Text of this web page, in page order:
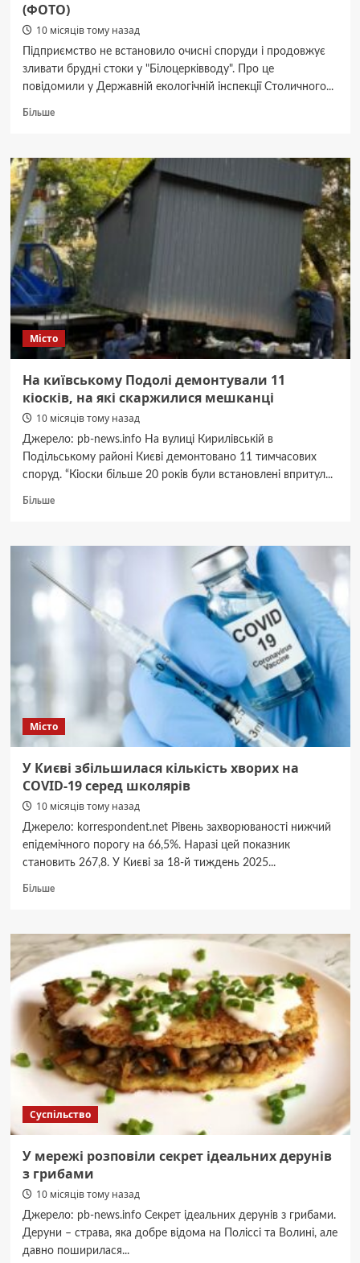
(ФОТО)
10 місяців тому назад
Підприємство не встановило очисні споруди і продовжує
зливати брудні стоки у "Білоцерківводу". Про це
повідомили у Державній екологічній інспекції Столичного...
БільшеДокладніше
молочний
комбінат
забруднює
річку
Рось,
скидаючи
неочищені
стоки,
попри
приписи
екологічної
інспекції
(ФОТО)
Місто
На київському Подолі демонтували 11
кіосків, на які скаржилися мешканці
10 місяців тому назад
Джерело: pb-news.info На вулиці Кирилівській в
Подільському районі Києві демонтовано 11 тимчасових
споруд. “Кіоски більше 20 років були встановлені впритул...
БільшеДокладніше
київському
11
кіосків,
на
Місто
У Києві збільшилася кількість хворих на
COVID-19 серед школярів
10 місяців тому назад
Джерело: korrespondent.net Рівень захворюваності нижчий
епідемічного порогу на 66,5%. Наразі цей показник
становить 267,8. У Києві за 18-й тиждень 2025...
БільшеДокладніше
Києві
збільшилася
кількість
хворих
на
COVID-
19
серед
школярів
Суспільство
У мережі розповіли секрет ідеальних дерунів
з грибами
10 місяців тому назад
Джерело: pb-news.info Секрет ідеальних дерунів з грибами.
Деруни – страва, яка добре відома на Поліссі та Волині, але
давно поширилася...